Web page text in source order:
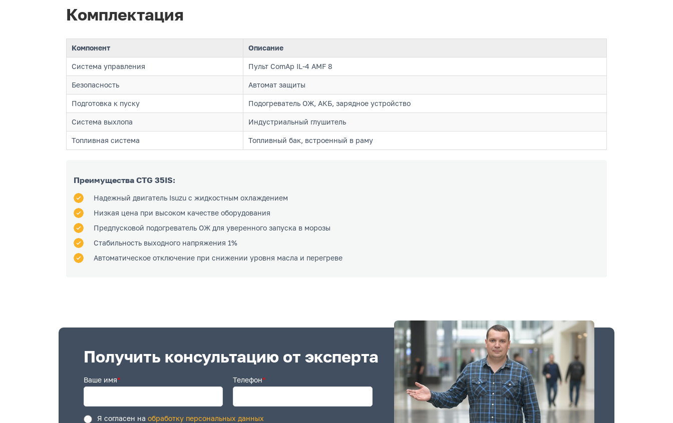
Комплектация
Компонент Описание
Система управления Пульт ComAp IL-4 AMF 8
Безопасность Автомат защиты
Подготовка к пуску Подогреватель ОЖ, АКБ, зарядное устройство
Система выхлопа Индустриальный глушитель
Топливная система Топливный бак, встроенный в раму
Преимущества CTG 35IS:
Надежный двигатель Isuzu с жидкостным охлаждением
Низкая цена при высоком качестве оборудования
Предпусковой подогреватель ОЖ для уверенного запуска в морозы
Стабильность выходного напряжения 1%
Автоматическое отключение при снижении уровня масла и перегреве
Получить консультацию от эксперта
Ваше имя* Телефон*
Я согласен на обработку персональных данных